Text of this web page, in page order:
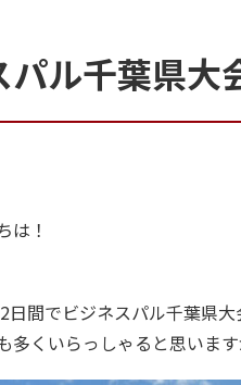
パル千葉県大
は！
日間でビジネスパル千葉県大
多くいらっしゃると思いま